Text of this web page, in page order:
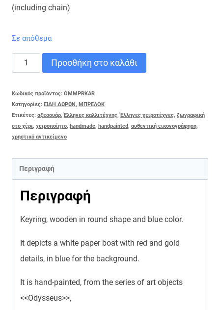
(including chain)
Σε απόθεμα
BRELOQUE
CARAVAN
ποσότητα
Προσθήκη στο καλάθι
Κωδικός προϊόντος: OMMPRKAR
Κατηγορίες: ΕΙΔΗ ΔΩΡΩΝ, ΜΠΡΕΛΟΚ
Ετικέτες: αξεσουάρ,Έλληνες καλλιτέχνης,Έλληνες χειροτέχνες, ζωγραφική
στο χέρι, χειροποίητο, handmade, handpainted, αυθεντική εικονογράφηση,
χρηστικό αντικείμενο
Περιγραφή
Περιγραφή
Keyring, wooden in round shape and blue color.
It depicts a white paper boat with red and gold
details, in blue for the background.
It is hand-painted, from the series of art objects
<<Odysseus>>,